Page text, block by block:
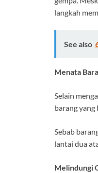
langkah
See also
Menata
Selain
barang
Sebab
lantai dua
Melindungi